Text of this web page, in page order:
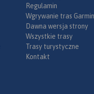
Regulamin
Wgrywanie tras Garmin
Dawna wersja strony
Wszystkie trasy
Trasy turystyczne
Kontakt